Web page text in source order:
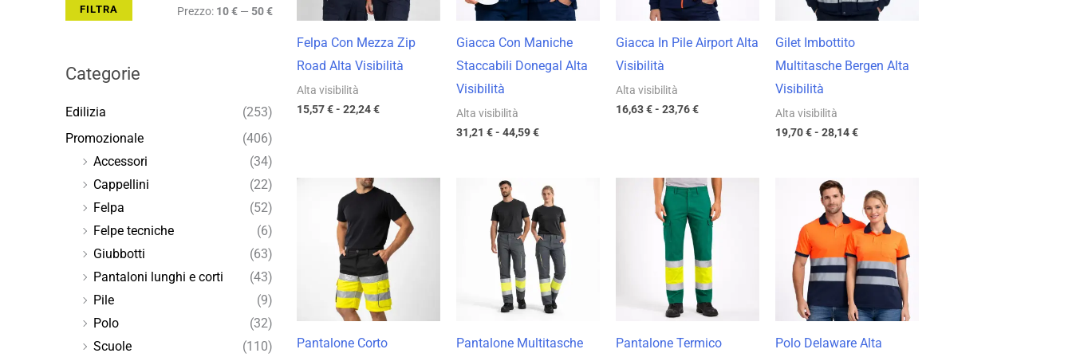
FILTRA Prezzo: 10 €— 50 €
Categorie
Edilizia
(253)
Promozionale
(406)
Accessori
(34)
Cappellini
(22)
Felpa
(52)
Felpe tecniche
(6)
Giubbotti
(63)
Pantaloni lunghi e corti
(43)
Pile
(9)
Polo
(32)
Scuole
(110)
Felpa Con Mezza Zip
Road Alta Visibilità
Alta visibilità
15,57€- 22,24€
Giacca Con Maniche
Staccabili Donegal Alta
Visibilità
Alta visibilità
31,21 €- 44,59€
Giacca In Pile Airport Alta
Visibilità
Alta visibilità
16,63€- 23,76€
Gilet Imbottito
Multitasche Bergen Alta
Visibilità
Alta visibilità
19,70€- 28,14€
Pantalone Corto
prezzo:
da
18,97 €
a
27,10 €
Pantalone Multitasche
Fascia
di
prezzo:
da
12,40 €
a
17,71 €
Pantalone Termico
Fascia
di
prezzo:
da
21,69 €
30,98 €
Polo Delaware Alta
prezzo:
da
8,88 €
a
12,69 €